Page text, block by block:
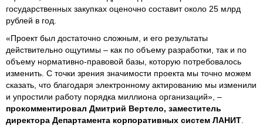
государственных закупках оценочно составит около 25 млрд
рублей в год.
«Проект был достаточно сложным, и его результаты
действительно ощутимы – как по объему разработки, так и по
объему нормативно-правовой базы, которую потребовалось
изменить. С точки зрения значимости проекта мы точно можем
сказать, что благодаря электронному актированию мы изменили
и упростили работу порядка миллиона организаций», –
прокомментировал Дмитрий Вертело, заместитель
директора Департамента корпоративных систем ЛАНИТ